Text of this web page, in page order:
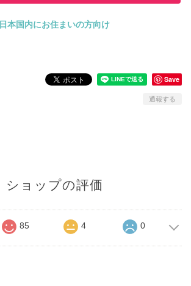
日本国内にお住まいの方向け
Save
通報する
ショップの評価
85 4 0